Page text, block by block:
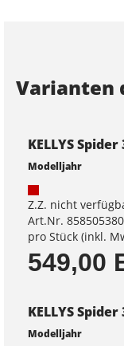
Varianten
KELLYS
Modelljahr
Z.Z. nicht
Art.Nr.
pro Stück (inkl.
549,00
KELLYS
Modelljahr